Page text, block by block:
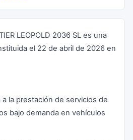
LEOPOLD 2036 SL es una
el 22 de abril de 2026 en
la prestación de servicios de
bajo demanda en vehículos